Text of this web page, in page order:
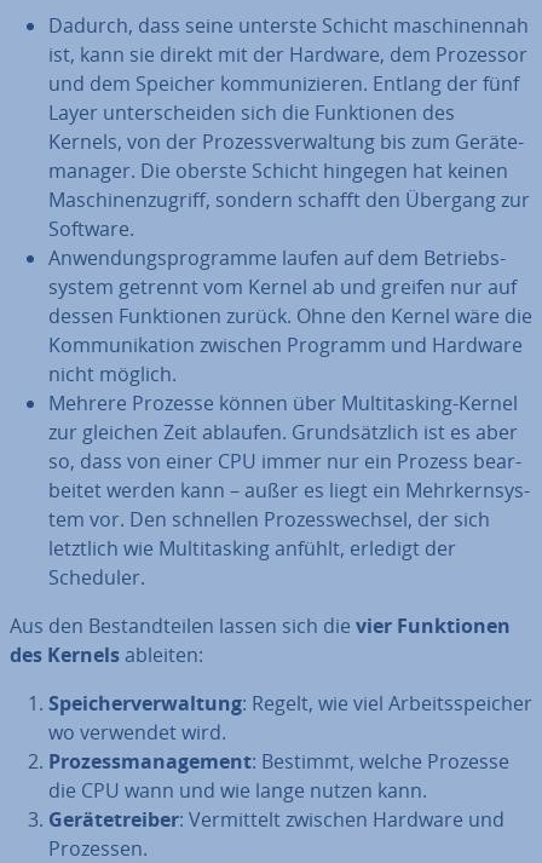
Dadurch, dass seine unterste Schicht ma­schi­nen­nah
ist, kann sie direkt mit der Hardware, dem Prozessor
und dem Speicher kom­mu­ni­zie­ren. Entlang der fünf
Layer un­ter­schei­den sich die Funk­tio­nen des
Kernels, von der Pro­zess­ver­wal­tung bis zum Ge­rä­te­
ma­na­ger. Die oberste Schicht hingegen hat keinen
Ma­schi­nen­zu­griff, sondern schafft den Übergang zur
Software.
An­wen­dungs­pro­gram­me laufen auf dem Be­triebs­
sys­tem getrennt vom Kernel ab und greifen nur auf
dessen Funk­tio­nen zurück. Ohne den Kernel wäre die
Kom­mu­ni­ka­ti­on zwischen Programm und Hardware
nicht möglich.
Mehrere Prozesse können über Mul­ti­tas­king-Kernel
zur gleichen Zeit ablaufen. Grund­sätz­lich ist es aber
so, dass von einer CPU immer nur ein Prozess be­ar­
bei­tet werden kann – außer es liegt ein Mehr­kern­sys­
tem vor. Den schnellen Pro­zess­wech­sel, der sich
letztlich wie Mul­ti­tas­king anfühlt, erledigt der
Scheduler.
Aus den Be­stand­tei­len lassen sich die vier Funk­tio­nen
des Kernelsableiten:
Spei­cher­ver­wal­tung: Regelt, wie viel Ar­beits­spei­cher
wo verwendet wird.
Pro­zess­ma­nage­ment: Bestimmt, welche Prozesse
die CPU wann und wie lange nutzen kann.
Ge­rä­te­trei­ber: Ver­mit­telt zwischen Hardware und
Prozessen.